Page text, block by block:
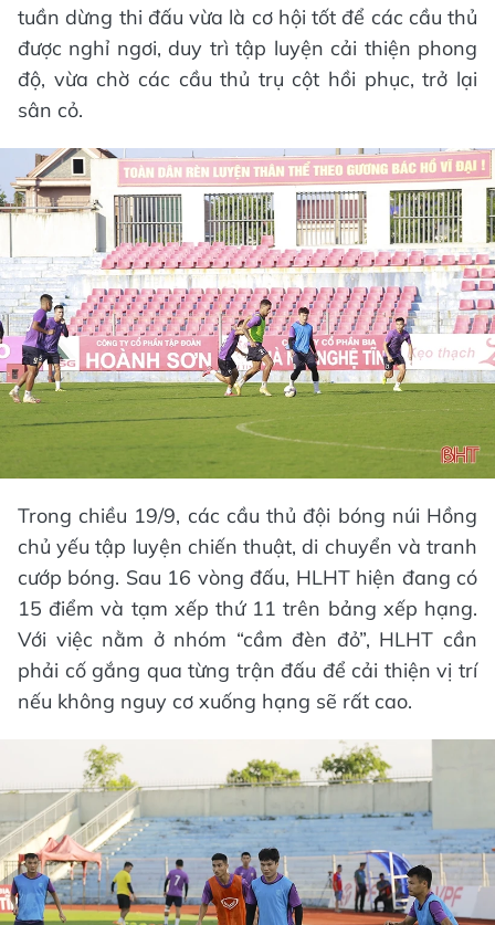
tuần dừng thi đấu vừa là cơ hội tốt để các cầu thủ
được nghỉ ngơi, duy trì tập luyện cải thiện phong
độ, vừa chờ các cầu thủ trụ cột hồi phục, trở lại
sân cỏ.
Trong chiều 19/9, các cầu thủ đội bóng núi Hồng
chủ yếu tập luyện chiến thuật, di chuyển và tranh
cướp bóng. Sau 16 vòng đấu, HLHT hiện đang có
15 điểm và tạm xếp thứ 11 trên bảng xếp hạng.
Với việc nằm ở nhóm “cầm đèn đỏ”, HLHT cần
phải cố gắng qua từng trận đấu để cải thiện vị trí
nếu không nguy cơ xuống hạng sẽ rất cao.